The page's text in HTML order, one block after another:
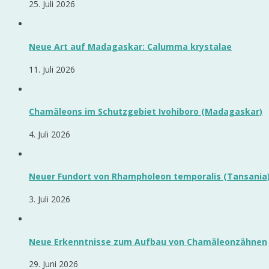
25. Juli 2026
Neue Art auf Madagaskar: Calumma krystalae
11. Juli 2026
Chamäleons im Schutzgebiet Ivohiboro (Madagaskar)
4. Juli 2026
Neuer Fundort von Rhampholeon temporalis
3. Juli 2026
Neue Erkenntnisse zum Aufbau von Chamäleonzähnen
29. Juni 2026